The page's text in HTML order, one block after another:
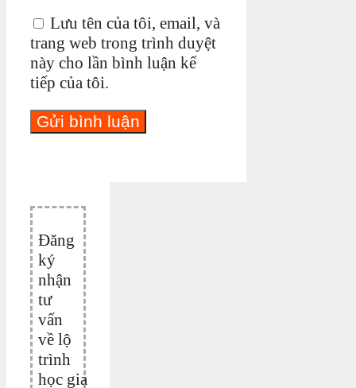
Lưu tên của tôi, email, và
trang web trong trình duyệt
này cho lần bình luận kế
tiếp của tôi.
Đăng
ký
nhận
tư
vấn
về lộ
trình
học gia